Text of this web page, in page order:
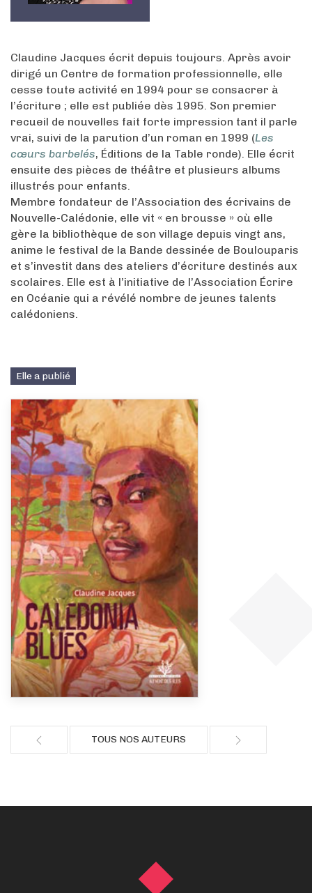
Claudine Jacques écrit depuis toujours. Après avoir
dirigé un Centre de formation professionnelle, elle
cesse toute activité en 1994 pour se consacrer à
l’écriture ; elle est publiée dès 1995. Son premier
recueil de nouvelles fait forte impression tant il parle
vrai, suivi de la parution d’un roman en 1999 (Les
cœurs barbelés, Éditions de la Table ronde). Elle écrit
ensuite des pièces de théâtre et plusieurs albums
illustrés pour enfants.
Membre fondateur de l’Association des écrivains de
Nouvelle-Calédonie, elle vit « en brousse » où elle
gère la bibliothèque de son village depuis vingt ans,
anime le festival de la Bande dessinée de Boulouparis
et s’investit dans des ateliers d’écriture destinés aux
scolaires. Elle est à l’initiative de l’Association Écrire
en Océanie qui a révélé nombre de jeunes talents
calédoniens.
Elle a publié
TOUS NOS AUTEURS